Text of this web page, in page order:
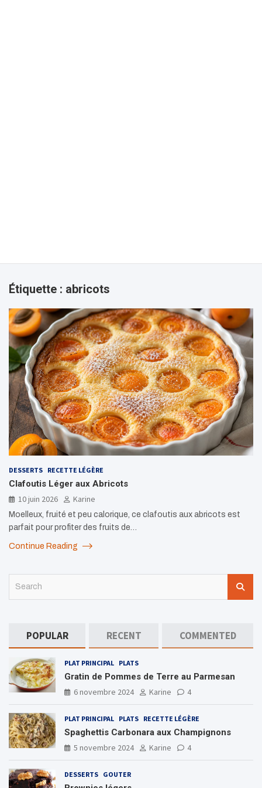
Étiquette : abricots
DESSERTS RECETTE LÉGÈRE
Clafoutis Léger aux Abricots
10 juin 2026
Karine
Moelleux, fruité et peu calorique, ce clafoutis aux abricots est
parfait pour profiter des fruits de…
Continue Reading
POPULAR RECENT COMMENTED
PLAT PRINCIPAL PLATS
Gratin de Pommes de Terre au Parmesan
6 novembre 2024
Karine 4
PLAT PRINCIPAL PLATS RECETTE LÉGÈRE
Spaghettis Carbonara aux Champignons
5 novembre 2024
Karine 4
DESSERTS GOUTER